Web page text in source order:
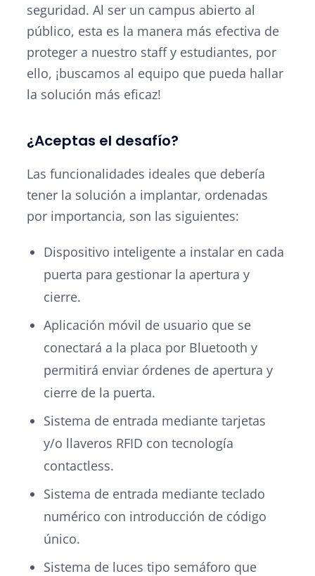
seguridad. Al ser un campus abierto al
público, esta es la manera más efectiva de
proteger a nuestro staff y estudiantes, por
ello, ¡buscamos al equipo que pueda hallar
la solución más eficaz!
¿Aceptas el desafío?
Las funcionalidades ideales que debería
tener la solución a implantar, ordenadas
por importancia, son las siguientes:
Dispositivo inteligente a instalar en cada
puerta para gestionar la apertura y
cierre.
Aplicación móvil de usuario que se
conectará a la placa por Bluetooth y
permitirá enviar órdenes de apertura y
cierre de la puerta.
Sistema de entrada mediante tarjetas
y/o llaveros RFID con tecnología
contactless.
Sistema de entrada mediante teclado
numérico con introducción de código
único.
Sistema de luces tipo semáforo que